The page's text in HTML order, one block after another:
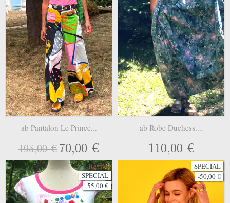
ab Pantalon Le Prince...
195,00 €70,00 €
ab Robe Duchess....
110,00 €
Revival
SPECIAL
-55,00 €
SPECIAL
-50,00 €